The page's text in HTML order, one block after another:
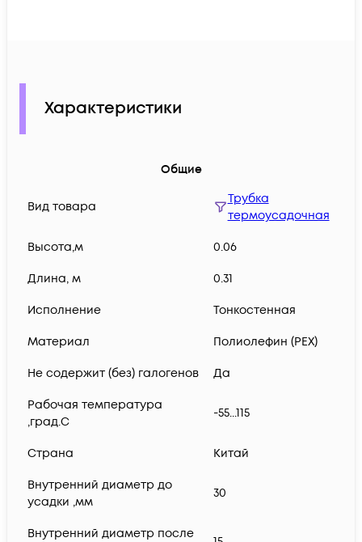
Характеристики
Общие
Вид товара
Трубка
термоусадочная
Высота,м 0.06
Длина, м 0.31
Исполнение Тонкостенная
Материал Полиолефин (PEX)
Не содержит (без) галогенов Да
Рабочая температура
,град.C
-55...115
Страна Китай
Внутренний диаметр до
усадки ,мм
30
Внутренний диаметр после